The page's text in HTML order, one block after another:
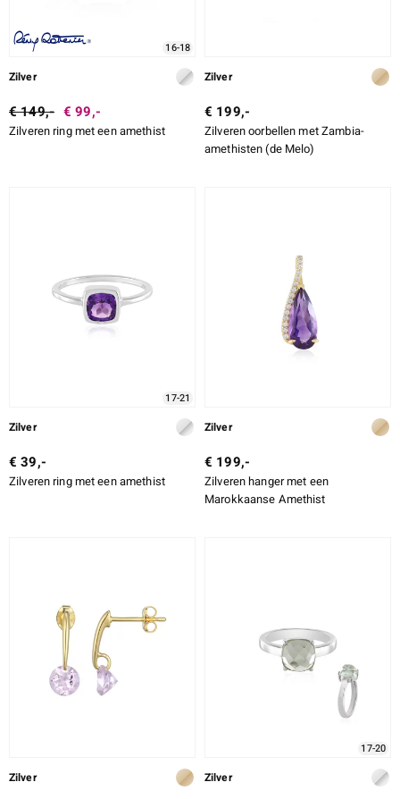
16-18
Zilver
€ 149,- € 99,-
Zilveren ring met een amethist
Zilver
€ 199,-
Zilveren oorbellen met Zambia-
amethisten (de Melo)
17-21
Zilver
€ 39,-
Zilveren ring met een amethist
Zilver
€ 199,-
Zilveren hanger met een
Marokkaanse Amethist
Zilver
17-20
Zilver